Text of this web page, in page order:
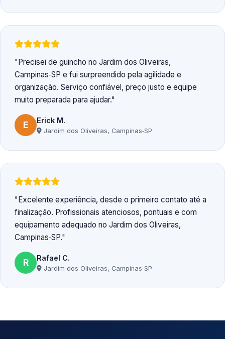
Precisei de guincho no Jardim dos Oliveiras,
Campinas‑SP e fui surpreendido pela agilidade e
organização. Serviço confiável, preço justo e equipe
muito preparada para ajudar.
E Erick M.
Jardim dos Oliveiras, Campinas‑SP
Excelente experiência, desde o primeiro contato até a
finalização. Profissionais atenciosos, pontuais e com
equipamento adequado no Jardim dos Oliveiras,
Campinas‑SP.
R Rafael C.
Jardim dos Oliveiras, Campinas‑SP